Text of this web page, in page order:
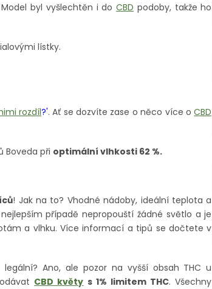
byl vyšlechtěn i doCBD podoby, takže ho
lístky.
rozdíl?'. Ať se dozvíte zase o něco více oCBD
Boveda při optimální vlhkosti 62 %.
! Jak na to? Vhodné nádoby, ideální teplota a
případě nepropouští žádné světlo a je
a vlhku. Více informací a tipů se dočtete v
Ano, ale pozor na vyšší obsah THC u
CBD květy s 1% limitem THC. Všechny